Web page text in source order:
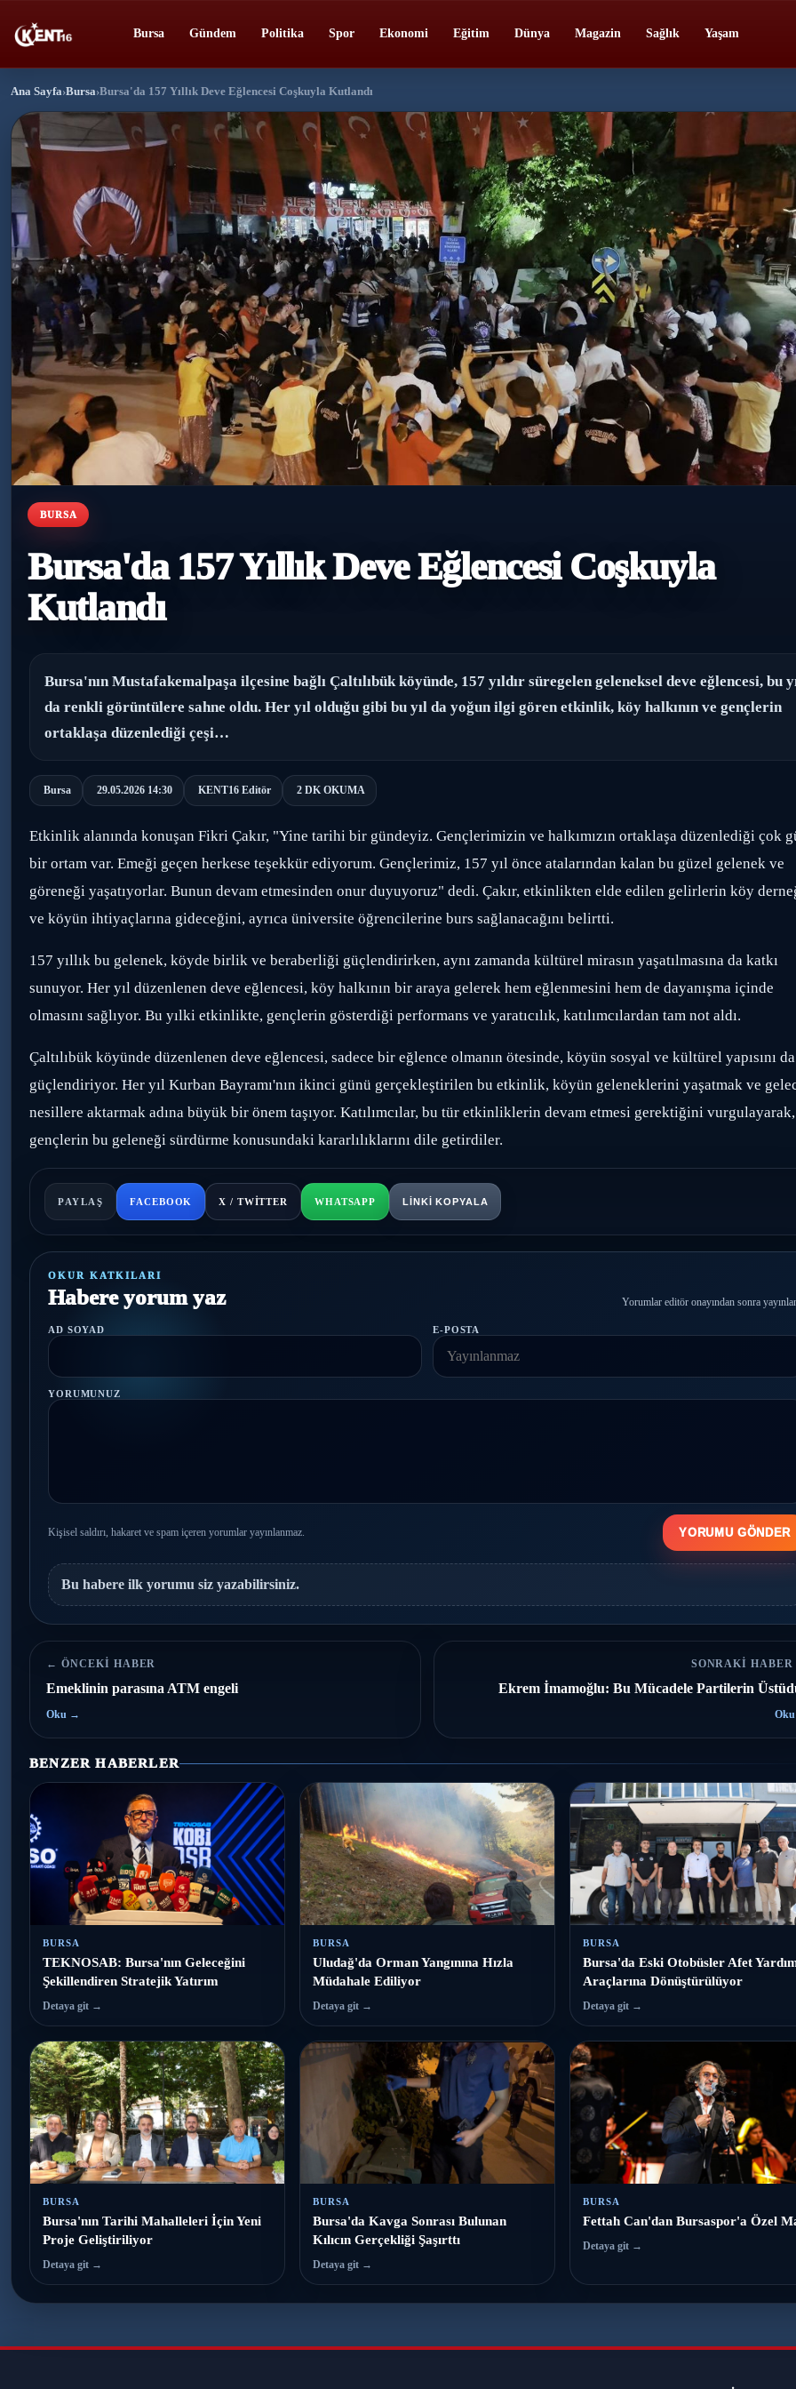
Bursa Gündem Politika Spor Ekonomi Eğitim Dünya Magazin Sağlık Yaşam
Ana Sayfa›Bursa›Bursa'da 157 Yıllık Deve Eğlencesi Coşkuyla Kutlandı
BURSA
Bursa'da 157 Yıllık Deve Eğlencesi Coşkuyla
Kutlandı
Bursa'nın Mustafakemalpaşa ilçesine bağlı Çaltılıbük köyünde, 157 yıldır süregelen geleneksel deve eğlencesi, bu
da renkli görüntülere sahne oldu. Her yıl olduğu gibi bu yıl da yoğun ilgi gören etkinlik, köy halkının ve gençlerin
ortaklaşa düzenlediği çeşi…
Bursa 29.05.2026 14:30 KENT16 Editör 2 DK OKUMA
Etkinlik alanında konuşan Fikri Çakır, "Yine tarihi bir gündeyiz. Gençlerimizin ve halkımızın ortaklaşa düzenlediği çok
bir ortam var. Emeği geçen herkese teşekkür ediyorum. Gençlerimiz, 157 yıl önce atalarından kalan bu güzel gelenek ve
göreneği yaşatıyorlar. Bunun devam etmesinden onur duyuyoruz" dedi. Çakır, etkinlikten elde edilen gelirlerin köy
ve köyün ihtiyaçlarına gideceğini, ayrıca üniversite öğrencilerine burs sağlanacağını belirtti.
157 yıllık bu gelenek, köyde birlik ve beraberliği güçlendirirken, aynı zamanda kültürel mirasın yaşatılmasına da katkı
sunuyor. Her yıl düzenlenen deve eğlencesi, köy halkının bir araya gelerek hem eğlenmesini hem de dayanışma içinde
olmasını sağlıyor. Bu yılki etkinlikte, gençlerin gösterdiği performans ve yaratıcılık, katılımcılardan tam not aldı.
Çaltılıbük köyünde düzenlenen deve eğlencesi, sadece bir eğlence olmanın ötesinde, köyün sosyal ve kültürel yapısını da
güçlendiriyor. Her yıl Kurban Bayramı'nın ikinci günü gerçekleştirilen bu etkinlik, köyün geleneklerini yaşatmak ve
nesillere aktarmak adına büyük bir önem taşıyor. Katılımcılar, bu tür etkinliklerin devam etmesi gerektiğini vurgulayarak,
gençlerin bu geleneği sürdürme konusundaki kararlılıklarını dile getirdiler.
PAYLAŞ FACEBOOK X / TWITTER WHATSAPP LINKI KOPYALA
OKUR KATKILARI
Habere yorum yaz Yorumlar editör onayından sonra
AD SOYAD E-POSTA
YORUMUNUZ
Kişisel saldırı, hakaret ve spam içeren yorumlar yayınlanmaz. YORUMU GÖNDER
Bu habere ilk yorumu siz yazabilirsiniz.
← ÖNCEKI HABER
Emeklinin parasına ATM engeli
Oku →
SONRAKI
Ekrem İmamoğlu: Bu Mücadele Partilerin
BENZER HABERLER
BURSA
TEKNOSAB: Bursa'nın Geleceğini
Şekillendiren Stratejik Yatırım
Detaya git →
BURSA
Uludağ'da Orman Yangınına Hızla
Müdahale Ediliyor
Detaya git →
BURSA
Bursa'da Eski Otobüsler Afet
Araçlarına Dönüştürülüyor
Detaya git →
BURSA
Bursa'nın Tarihi Mahalleleri İçin Yeni
Proje Geliştiriliyor
Detaya git →
BURSA
Bursa'da Kavga Sonrası Bulunan
Kılıcın Gerçekliği Şaşırttı
Detaya git →
BURSA
Fettah Can'dan Bursaspor'a Özel
Detaya git →